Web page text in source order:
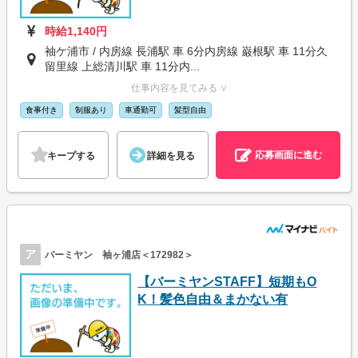
時給1,140円
袖ケ浦市 / 内房線 長浦駅 車 6分内房線 巌根駅 車 11分久
留里線 上総清川駅 車 11分内...
仕事内容を見てみる ∨
食事付き 制服あり 車通勤可 髪型自由
キープする 詳細を見る 応募画面に進む
ア バーミヤン 袖ヶ浦店＜172982＞
【バーミヤンSTAFF】短期もO
K！髪色自由＆まかない有